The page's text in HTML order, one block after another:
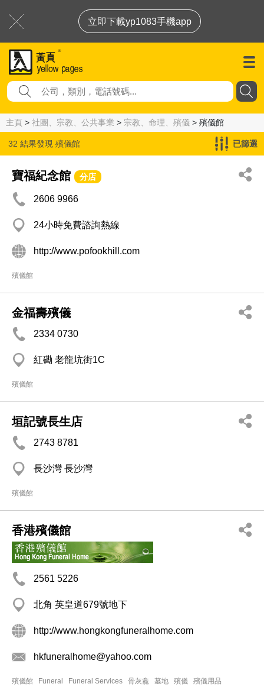
立即下載yp1083手機app
主頁 > 社團、宗教、公共事業 > 宗教、命理、殯儀 > 殯儀館
32 結果發現 殯儀館 已篩選
寶福紀念館 分店
2606 9966
24小時免費諮詢熱線
http://www.pofookhill.com
殯儀館
金福壽殯儀
2334 0730
紅磡 老龍坑街1C
殯儀館
垣記號長生店
2743 8781
長沙灣 長沙灣
殯儀館
香港殯儀館
2561 5226
北角 英皇道679號地下
http://www.hongkongfuneralhome.com
hkfuneralhome@yahoo.com
殯儀館 Funeral Funeral Services 骨灰龕 墓地 殯儀
殯儀用品